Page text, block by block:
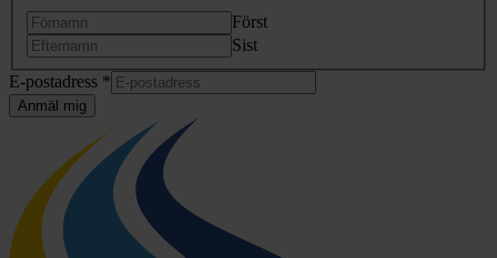
Först
Sist
Namn
E-
postadress
E-postadress *
Anmäl mig